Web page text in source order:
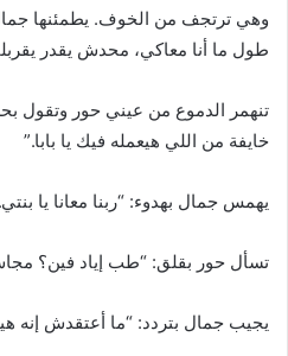
وهي ترتجف من الخوف. يطمئنها جمال
طول ما أنا معاكي، محدش يقدر
تنهمر الدموع من عيني حور وتقول
خايفة من اللي هيعمله فيك يا بابا.”
يهمس جمال بهدوء: “ربنا معانا يا
تسأل حور بقلق: “طب إياد فين؟
يجيب جمال بتردد: “ما أعتقدش إنه